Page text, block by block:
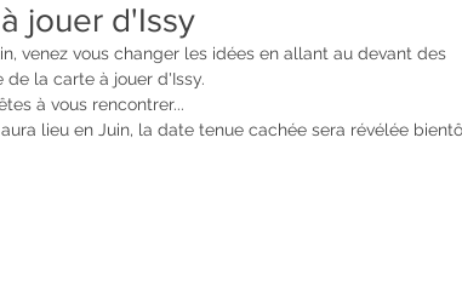
jouer d'Issy
venez vous changer les idées en allant au devant des
la carte à jouer d'Issy.
à vous rencontrer...
lieu en Juin, la date tenue cachée sera révélée